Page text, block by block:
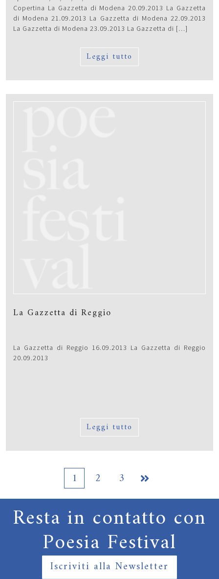
Copertina La Gazzetta di Modena 20.09.2013 La Gazzetta
di Modena 21.09.2013 La Gazzetta di Modena 22.09.2013
La Gazzetta di Modena 23.09.2013 La Gazzetta di […]
Leggi tutto
La Gazzetta di Reggio
La Gazzetta di Reggio 16.09.2013 La Gazzetta di Reggio
20.09.2013
Leggi tutto
1 2 3 
Resta in contatto con
Poesia Festival
Iscriviti alla Newsletter